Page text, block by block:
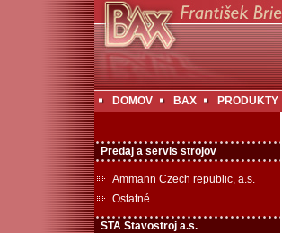
DOMOV BAX PRODUKTY
Predaj a servis strojov
Ammann Czech republic, a.s.
Ostatné...
STA Stavostroj a.s.